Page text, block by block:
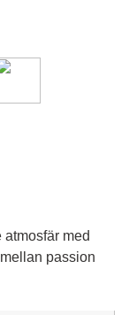
med
passion